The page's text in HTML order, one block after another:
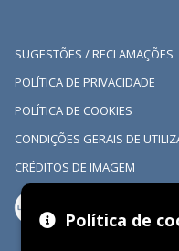
SUGESTÕES / RECLAMAÇÕES
POLÍTICA DE PRIVACIDADE
POLÍTICA DE COOKIES
CONDIÇÕES GERAIS DE
CRÉDITOS DE IMAGEM
Política de